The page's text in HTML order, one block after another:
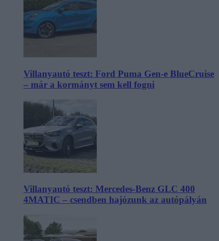
Villanyautó teszt: Ford Puma Gen-e BlueCruise
– már a kormányt sem kell fogni
Villanyautó teszt: Mercedes-Benz GLC 400
4MATIC – csendben hajózunk az autópályán